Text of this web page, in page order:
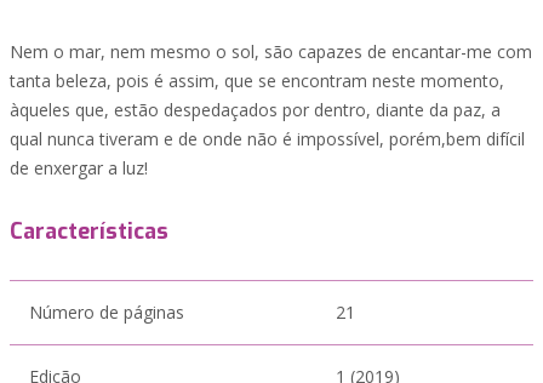
Nem o mar, nem mesmo o sol, são capazes de encantar-me com
tanta beleza, pois é assim, que se encontram neste momento,
àqueles que, estão despedaçados por dentro, diante da paz, a
qual nunca tiveram e de onde não é impossível, porém,bem difícil
de enxergar a luz!
Características
Número de páginas 21
Edição 1 (2019)